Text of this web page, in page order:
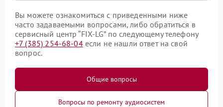
Вы можете ознакомиться с приведенными ниже
часто задаваемыми вопросами, либо обратиться в
сервисный центр “FIX-LG” по следующему телефону
+7 (385) 254-68-04если не нашли ответ на свой
вопрос.
Общие вопросы
Вопросы по ремонту аудиосистем